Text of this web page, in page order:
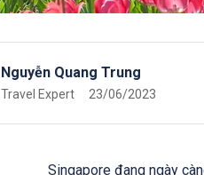
Nguyễn Quang Trung
Travel Expert 23/06/2023
Singapore đang ngày